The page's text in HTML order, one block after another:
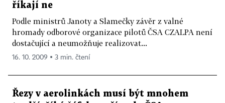
říkají ne
Podle ministrů Janoty a Slamečky závěr z valné
hromady odborové organizace pilotů ČSA CZALPA není
dostačující a neumožňuje realizovat...
16. 10. 2009 ▪ 3 min. čtení
Řezy v aerolinkách musí být mnohem